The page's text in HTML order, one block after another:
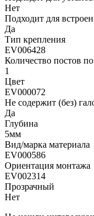
Нет
Подходит для
Да
Тип крепления
EV006428
Количество постов
1
Цвет
EV000072
Не содержит (без)
Да
Глубина
5мм
Вид/марка материала
EV000586
Ориентация монтажа
EV002314
Прозрачный
Нет